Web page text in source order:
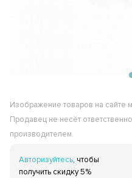
Изображение товаров на сайте
Продавец не несёт
производителем.
Авторизуйтесь, чтобы
получить скидку 5%